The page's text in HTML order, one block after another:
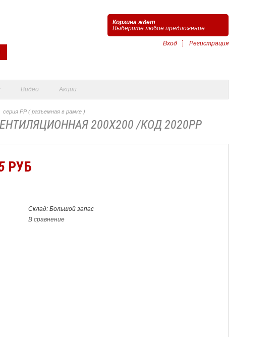
Корзина ждет
Выберите любое предложение
Вход Регистрация
Видео Акции
серия РР ( разъемная в рамке )
200Х200 /КОД 2020РР
РУБ
Склад: Большой запас
В сравнение